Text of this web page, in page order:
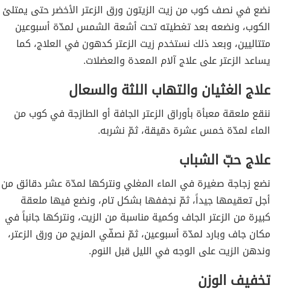
نضع في نصف كوب من زيت الزيتون ورق الزعتر الأخضر حتى يمتلئ
الكوب، ونضعه بعد تغطيته تحت أشعة الشمس لمدّة أسبوعين
متتاليين، وبعد ذلك نستخدم زيت الزعتر كدهون في العلاج، كما
يساعد الزعتر على علاج آلام المعدة والعضلات.
علاج الغثيان والتهاب اللثة والسعال
ننقع ملعقة معبأة بأوراق الزعتر الجافة أو الطازجة في كوب من
الماء لمدّة خمس عشرة دقيقة، ثمّ نشربه.
علاج حبّ الشباب
نضع زجاجة صغيرة في الماء المغلي ونتركها لمدّة عشر دقائق من
أجل تعقيمها جيداً، ثمّ نجففها بشكل تام، ونضع فيها ملعقة
كبيرة من الزعتر الجاف وكمية مناسبة من الزيت، ونتركها جانباً في
مكان جاف وبارد لمدّة أسبوعين، ثمّ نصفّي المزيج من ورق الزعتر،
وندهن الزيت على الوجه في الليل قبل النوم.
تخفيف الوزن